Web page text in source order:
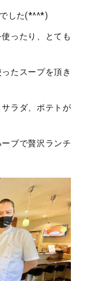
した(*^^*)
ったり、とても
たスープを頂き
ラダ、ポテトが
ブで贅沢ランチ